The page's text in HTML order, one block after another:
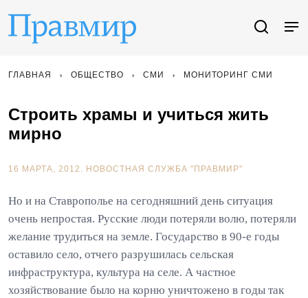
ГЛАВНАЯ ОБЩЕСТВО СМИ МОНИТОРИНГ СМИ
Строить храмы и учиться жить
мирно
16 МАРТА, 2012. НОВОСТНАЯ СЛУЖБА "ПРАВМИР"
Но и на Ставрополье на сегодняшний день ситуация
очень непростая. Русские люди потеряли волю, потеряли
желание трудиться на земле. Государство в 90-е годы
оставило село, отчего разрушилась сельская
инфраструктура, культура на селе. А частное
хозяйствование было на корню уничтожено в годы так